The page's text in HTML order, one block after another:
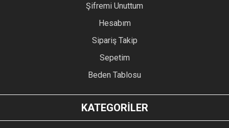
Şifremi Unuttum
Hesabım
Sipariş Takip
Sepetim
Beden Tablosu
KATEGORİLER